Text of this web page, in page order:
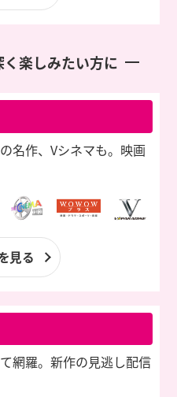
楽しみたい方に
名作、Vシネマも。映画
見る
網羅。新作の見逃し配信